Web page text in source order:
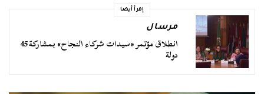
إقرأ أيضا
مرسال
انطلاق مؤتمر «سيدات شركاء النجاح» بمشاركة 45
دولة